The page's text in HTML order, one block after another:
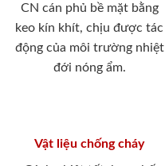
CN cán phủ bề mặt bằng
keo kín khít, chịu được tác
động của môi trường nhiệt
đới nóng ẩm.
Vật liệu chống cháy